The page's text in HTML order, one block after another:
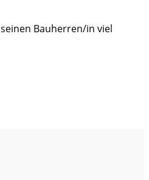
Bauherren/in viel